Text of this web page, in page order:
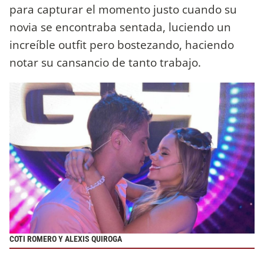
para capturar el momento justo cuando su
novia se encontraba sentada, luciendo un
increíble outfit pero bostezando, haciendo
notar su cansancio de tanto trabajo.
COTI ROMERO Y ALEXIS QUIROGA